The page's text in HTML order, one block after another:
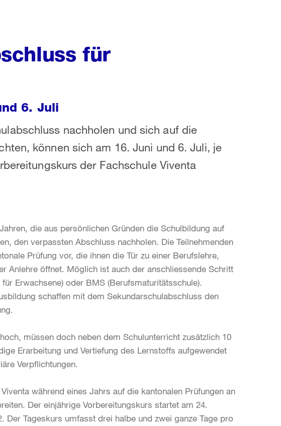
für
6. Juli
nachholen und sich auf die
können sich am 16. Juni und 6. Juli, je
der Fachschule Viventa
die aus persönlichen Gründen die Schulbildung auf
den verpassten Abschluss nachholen. Die Teilnehmenden
Prüfung vor, die ihnen die Tür zu einer Berufslehre,
Anlehre öffnet. Möglich ist auch der anschliessende Schritt
Erwachsene) oder BMS (Berufsmaturitätsschule).
schaffen mit dem Sekundarschulabschluss den
müssen doch neben dem Schulunterricht zusätzlich 10
Erarbeitung und Vertiefung des Lernstoffs aufgewendet
Verpflichtungen.
während eines Jahrs auf die kantonalen Prüfungen an
Der einjährige Vorbereitungskurs startet am 24.
Tageskurs umfasst drei halbe und zwei ganze Tage pro